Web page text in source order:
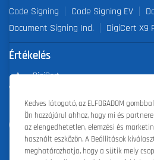
Code Signing
Code Signing EV
Document Signing Ind.
DigiCert X9
Értékelés
DigiCert
Outstanding Sales Performance
2022
Kedves látogató, az ELFOGADOM
Ön hozzájárul ahhoz, hogy mi és
az elengedhetetlen, elemzési és
használt eszközön. A Beállítások
meghatározhatja, hogy a sütik mely